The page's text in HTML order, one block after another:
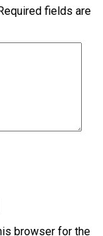
Required fields are
browser for the